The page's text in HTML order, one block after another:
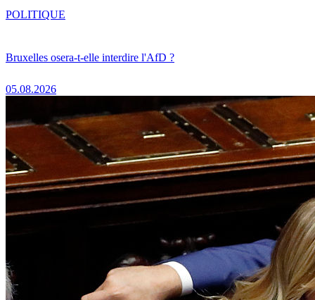
Bruxelles osera-t-elle interdire l'AfD ?
05.08.2026
POLITIQUE